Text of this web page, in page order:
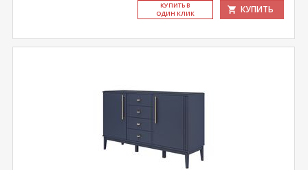
КУ­ПИТЬ В
ОДИН КЛИК
КУПИТЬ